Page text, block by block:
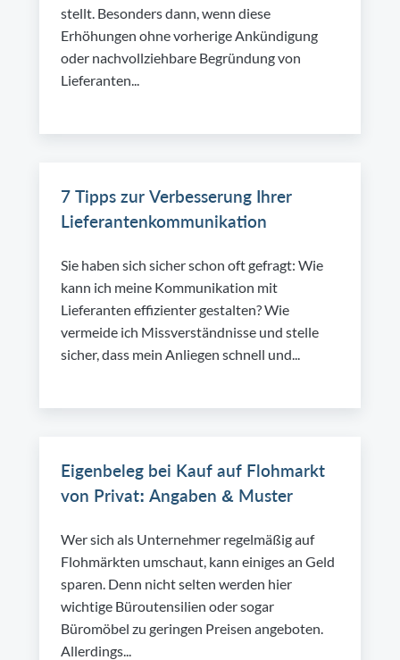
stellt. Besonders dann, wenn diese
Erhöhungen ohne vorherige Ankündigung
oder nachvollziehbare Begründung von
Lieferanten...
7 Tipps zur Verbesserung Ihrer
Lieferantenkommunikation
Sie haben sich sicher schon oft gefragt: Wie
kann ich meine Kommunikation mit
Lieferanten effizienter gestalten? Wie
vermeide ich Missverständnisse und stelle
sicher, dass mein Anliegen schnell und...
Eigenbeleg bei Kauf auf Flohmarkt
von Privat: Angaben & Muster
Wer sich als Unternehmer regelmäßig auf
Flohmärkten umschaut, kann einiges an Geld
sparen. Denn nicht selten werden hier
wichtige Büroutensilien oder sogar
Büromöbel zu geringen Preisen angeboten.
Allerdings...